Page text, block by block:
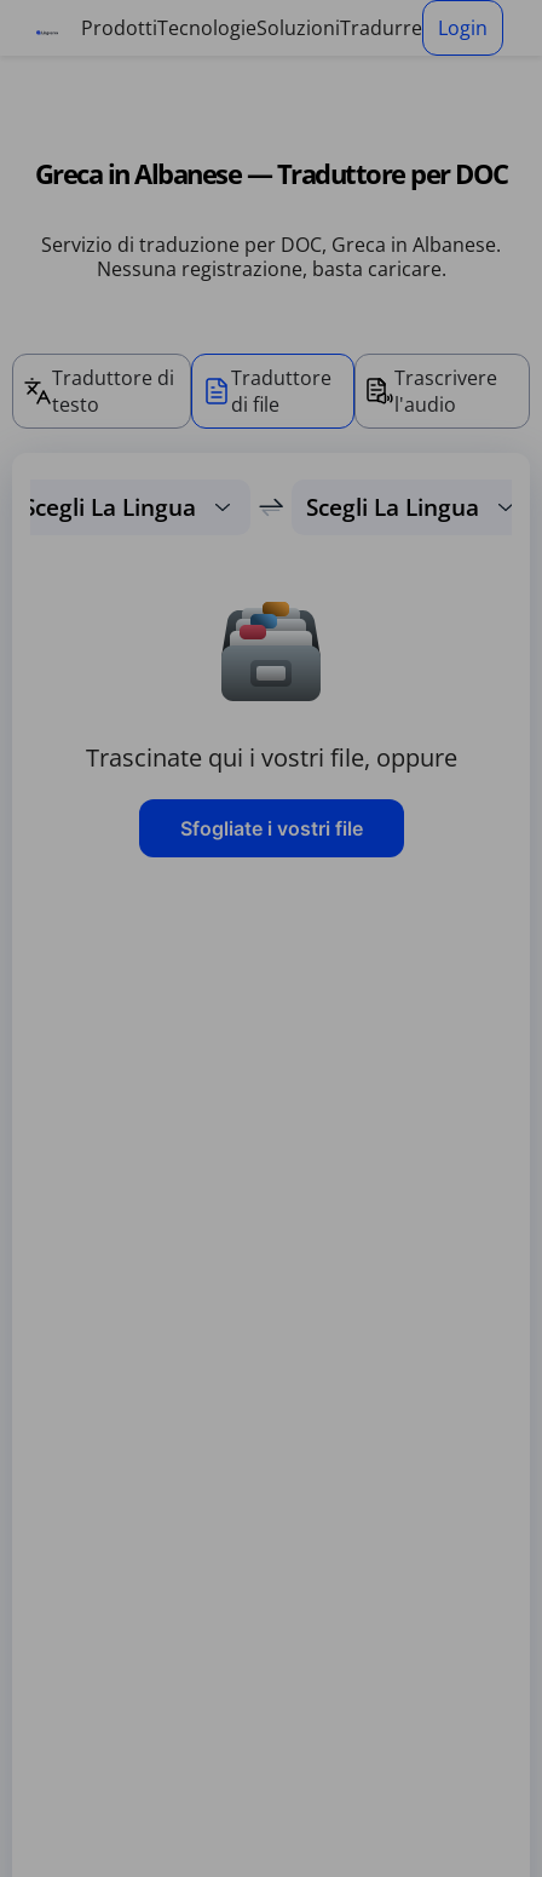
ProdottiTecnologieSoluzioniTradurre Login
Greca in Albanese — Traduttore per DOC
Servizio di traduzione per DOC, Greca in Albanese.
Nessuna registrazione, basta caricare.
Traduttore di
testo
Traduttore
di file
Trascrivere
l'audio
Scegli La Lingua Scegli La Lingua
Trascinate qui i vostri file, oppure
Sfogliate i vostri file